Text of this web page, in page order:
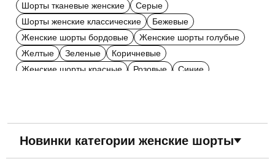
Шорты тканевые женские
Серые
Шорты женские классические
Бежевые
Женские шорты бордовые
Женские шорты голубые
Желтые
Зеленые
Коричневые
Женские шорты красные
Розовые
Синие
С карманами
С лампамами
Новинки категории женские шорты